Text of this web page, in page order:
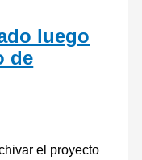
luego
de
el proyecto